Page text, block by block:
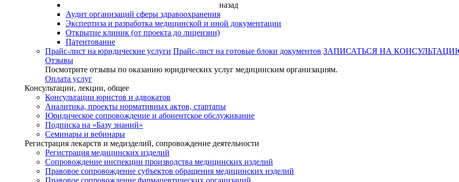
назад
Аудит организаций сферы здравоохранения
Экспертиза и разработка медицинской и иной документации
Открытие клиник (от проекта до лицензии)
Патентование
Прайс-лист на юридические услуги Прайс-лист на готовые блоки документов ЗАПИСАТЬСЯ НА
Отзывы
Посмотрите отзывы по оказанию юридических услуг медицинским организациям.
Оплата услуг
Консультации, лекции, общее
Консультации юристов и адвокатов
Аналитика, проекты нормативных актов, стартапы
Юридическое сопровождение и абонентское обслуживание
Подписка на «Базу знаний»
Семинары и вебинары
Регистрация лекарств и медизделий, сопровождение деятельности
Регистрация медицинских изделий
Сопровождение инспекции производства медицинских изделий
Правовое сопровождение субъектов обращения медицинских изделий
Правовое сопровождение фармацевтических организаций